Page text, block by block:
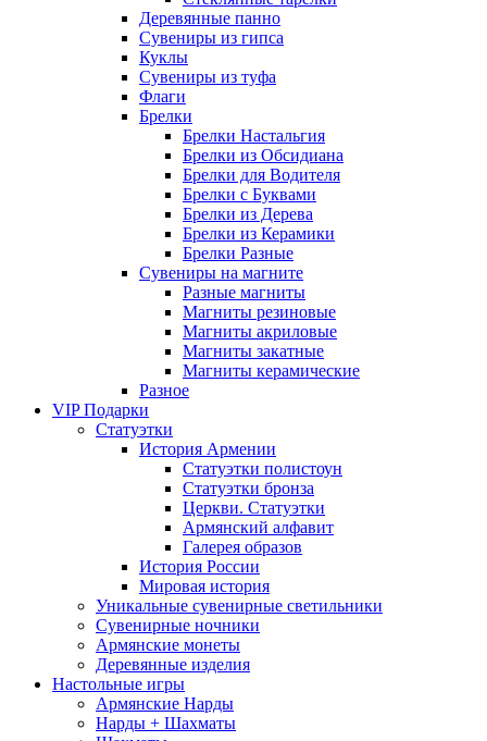
Деревянные панно
Сувениры из гипса
Куклы
Сувениры из туфа
Флаги
Брелки
Брелки Настальгия
Брелки из Обсидиана
Брелки для Водителя
Брелки с Буквами
Брелки из Дерева
Брелки из Керамики
Брелки Разные
Сувениры на магните
Разные магниты
Магниты резиновые
Магниты акриловые
Магниты закатные
Магниты керамические
Разное
VIP Подарки
Статуэтки
История Армении
Статуэтки полистоун
Статуэтки бронза
Церкви. Статуэтки
Армянский алфавит
Галерея образов
История России
Мировая история
Уникальные сувенирные светильники
Сувенирные ночники
Армянские монеты
Деревянные изделия
Настольные игры
Армянские Нарды
Нарды + Шахматы